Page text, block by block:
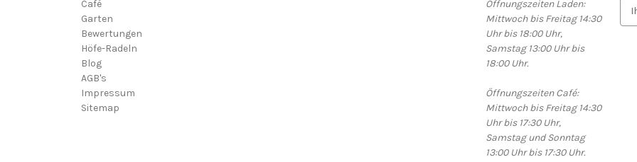
Café
Garten
Bewertungen
Höfe-Radeln
Blog
AGB's
Impressum
Sitemap
Öffnungszeiten Laden:
Mittwoch bis Freitag 14:30
Uhr bis 18:00 Uhr,
Samstag 13:00 Uhr bis
18:00 Uhr.
Öffnungszeiten Café:
Mittwoch bis Freitag 14:30
Uhr bis 17:30 Uhr,
Samstag und Sonntag
13:00 Uhr bis 17:30 Uhr.